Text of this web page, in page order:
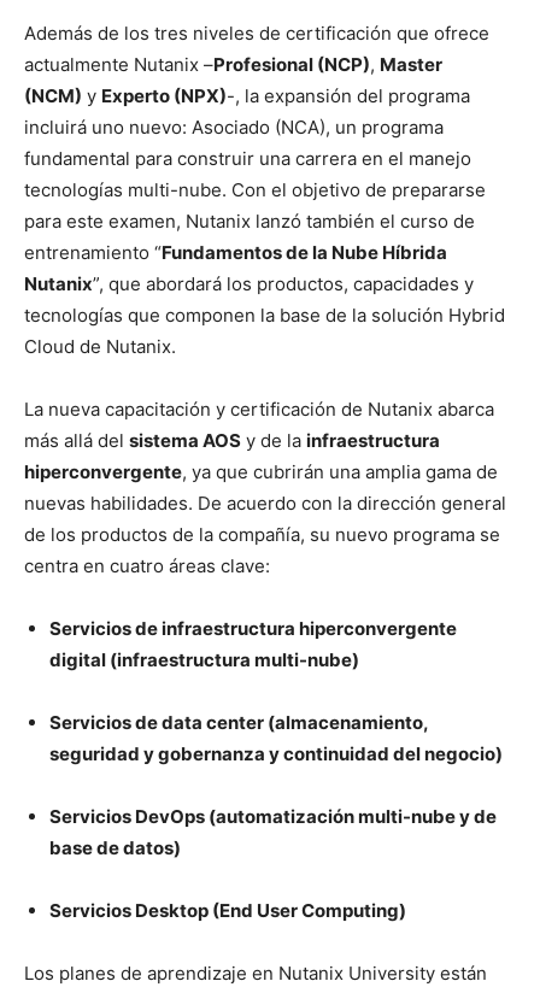
Además de los tres niveles de certificación que ofrece
actualmente Nutanix –Profesional (NCP), Master
(NCM) y Experto (NPX)-, la expansión del programa
incluirá uno nuevo: Asociado (NCA), un programa
fundamental para construir una carrera en el manejo
tecnologías multi-nube. Con el objetivo de prepararse
para este examen, Nutanix lanzó también el curso de
entrenamiento “Fundamentos de la Nube Híbrida
Nutanix”, que abordará los productos, capacidades y
tecnologías que componen la base de la solución Hybrid
Cloud de Nutanix.
La nueva capacitación y certificación de Nutanix abarca
más allá del sistema AOS y de la infraestructura
hiperconvergente, ya que cubrirán una amplia gama de
nuevas habilidades. De acuerdo con la dirección general
de los productos de la compañía, su nuevo programa se
centra en cuatro áreas clave:
Servicios de infraestructura hiperconvergente
digital (infraestructura multi-nube)
Servicios de data center (almacenamiento,
seguridad y gobernanza y continuidad del negocio)
Servicios DevOps (automatización multi-nube y de
base de datos)
Servicios Desktop (End User Computing)
Los planes de aprendizaje en Nutanix University están